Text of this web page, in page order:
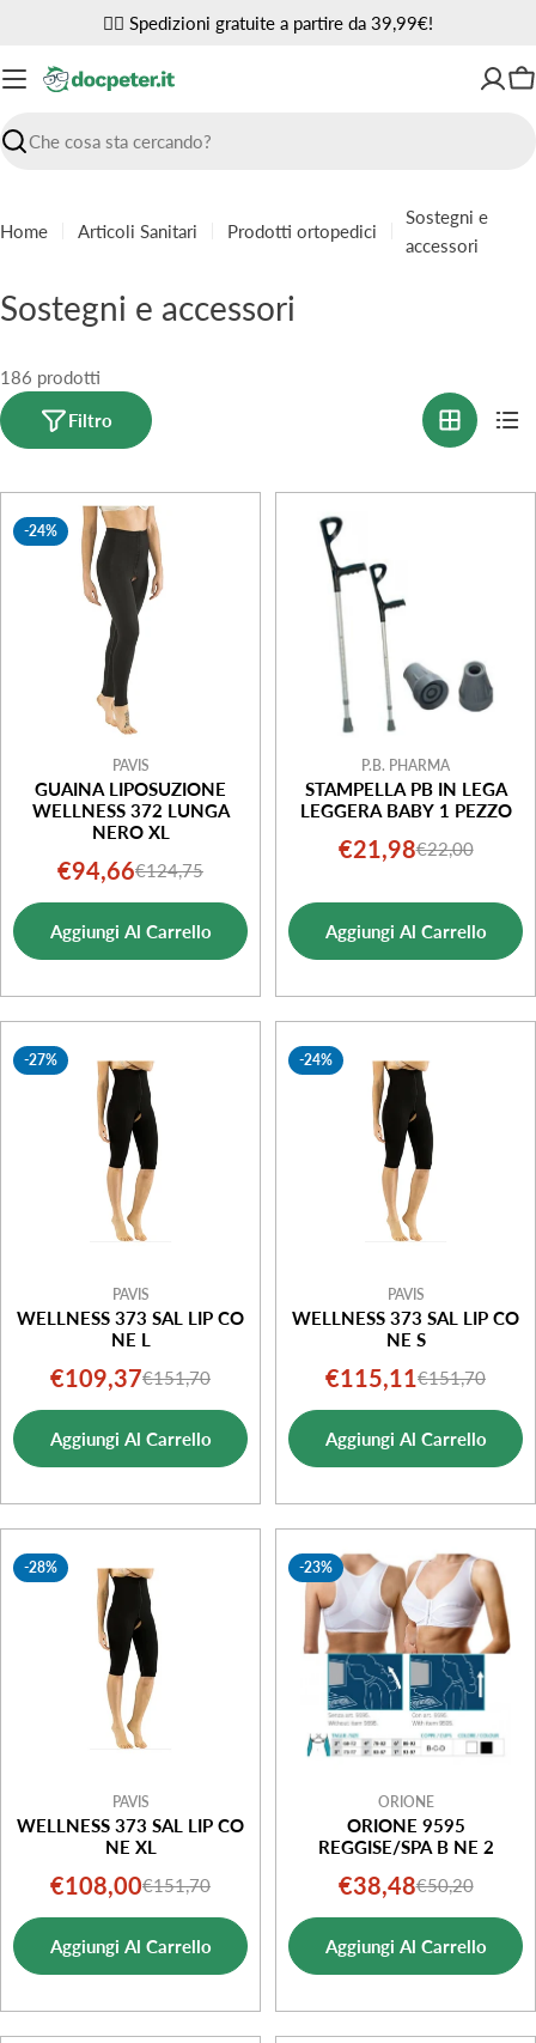
contenuto
✌🏼 Spedizioni gratuite a partire da 39,99€!
Ricerca
Home Articoli Sanitari Prodotti ortopedici
Sostegni e
accessori
C
l
l
z
Sostegni e accessori
186 prodotti
Filtro
-24%
PAVIS
GUAINA LIPOSUZIONE
WELLNESS 372 LUNGA
NERO XL
Prezzo
di
vendita
€94,66Prezzo
normale
€124,75
Aggiungi Al Carrello
P.B. PHARMA
STAMPELLA PB IN LEGA
LEGGERA BABY 1 PEZZO
Prezzo
vendita
€21,98Prezzo
€22,00
Aggiungi Al Carrello
-27%
PAVIS
WELLNESS 373 SAL LIP CO
NE L
Prezzo
di
vendita
€109,37Prezzo
normale
€151,70
Aggiungi Al Carrello
-24%
PAVIS
WELLNESS 373 SAL LIP CO
NE S
Prezzo
di
vendita
€115,11Prezzo
normale
€151,70
Aggiungi Al Carrello
-28%
PAVIS
WELLNESS 373 SAL LIP CO
NE XL
Prezzo
di
vendita
€108,00Prezzo
normale
€151,70
Aggiungi Al Carrello
-23%
ORIONE
ORIONE 9595
REGGISE/SPA B NE 2
Prezzo
di
vendita
€38,48Prezzo
normale
€50,20
Aggiungi Al Carrello